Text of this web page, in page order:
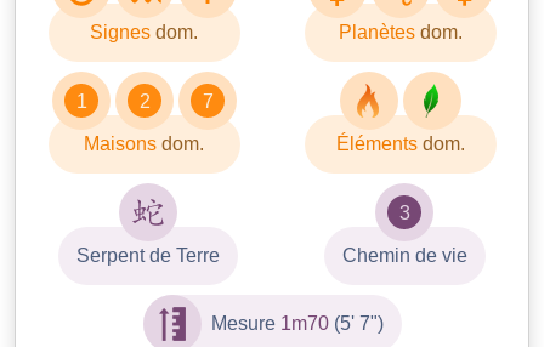
Signes dom. Planètes dom.
1 2 7
Maisons dom. Éléments dom.
Serpent de Terre
3
Chemin de vie
Mesure 1m70(5' 7")